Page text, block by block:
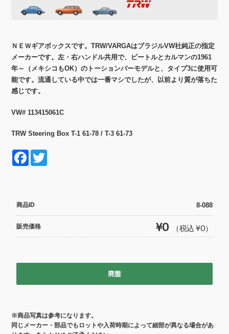
ＮＥＷギアボックスです。TRW/VARGAはブラジルVW社純正の指定
メーカーです。左・右ハンドル共用で、ビートルとカルマンの1961
年～（メキシコもOK）のトーションバーモデルと、タイプ3に使用可
能です。流通している中では一番マシでしたが、以前より質が落ちた
感じです。
VW# 113415061C
TRW Steering Box T-1 61-78 / T-3 61-73
F
e
b
o
商品ID 8-088
販売価格 ¥0 （税込 ¥0）
廃盤
※商品写真は参考になります。
同じメーカー・部品でもロットや入荷時期によって細部が異なる場合があ